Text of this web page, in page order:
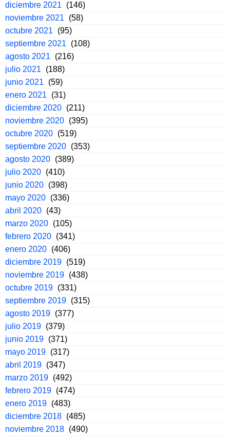
diciembre 2021
(146)
noviembre 2021
(58)
octubre 2021
(95)
septiembre 2021
(108)
agosto 2021
(216)
julio 2021
(188)
junio 2021
(59)
enero 2021
(31)
diciembre 2020 (211)
noviembre 2020 (395)
octubre 2020 (519)
septiembre 2020 (353)
agosto 2020 (389)
julio 2020 (410)
junio 2020 (398)
mayo 2020 (336)
abril 2020 (43)
marzo 2020 (105)
febrero 2020 (341)
enero 2020 (406)
diciembre 2019 (519)
noviembre 2019 (438)
octubre 2019 (331)
septiembre 2019 (315)
agosto 2019 (377)
julio 2019 (379)
junio 2019 (371)
mayo 2019 (317)
abril 2019 (347)
marzo 2019 (492)
febrero 2019 (474)
enero 2019 (483)
diciembre 2018 (485)
noviembre 2018 (490)